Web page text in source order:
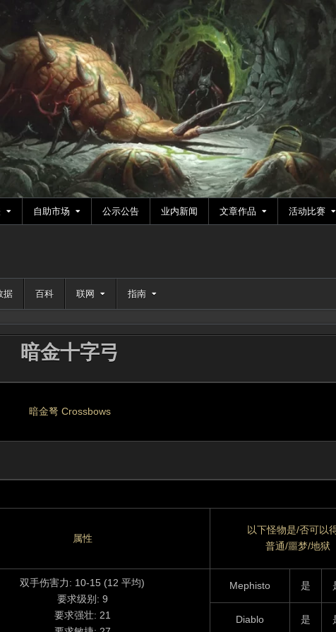
自助市场 公示公告 业内新闻 文章作品 活动比赛
据 百科 联网 指南
暗金十字弓
暗金弩 Crossbows
属性
以下怪物是/否可以
普通/噩梦/地狱
双手伤害力: 10-15 (12 平均)
要求级别: 9
要求强壮: 21
Mephisto 是
Diablo 是